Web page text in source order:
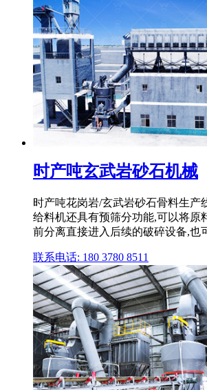
时产吨玄武岩砂石机械
时产吨花岗岩/玄武岩砂石骨料生产
给料机还具有预筛分功能,可以将原
前分离直接进入后续的破碎设备,也
联系电话: 180 3780 8511